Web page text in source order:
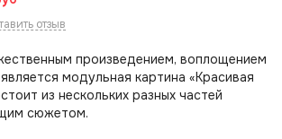
отзыв
произведением, воплощением
модульная картина «Красивая
из нескольких разных частей
сюжетом.